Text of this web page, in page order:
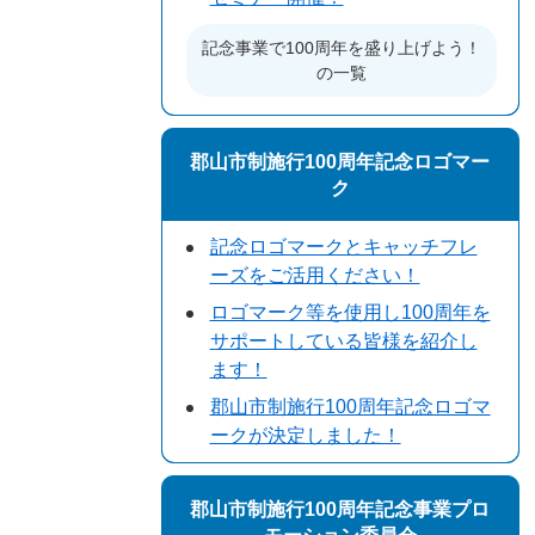
記念事業で100周年を盛り上げよう！
の一覧
郡山市制施行100周年記念ロゴマー
ク
記念ロゴマークとキャッチフレ
ーズをご活用ください！
ロゴマーク等を使用し100周年を
サポートしている皆様を紹介し
ます！
郡山市制施行100周年記念ロゴマ
ークが決定しました！
郡山市制施行100周年記念事業プロ